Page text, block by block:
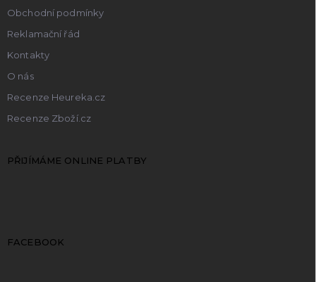
Obchodní podmínky
Reklamační řád
Kontakty
O nás
Recenze Heureka.cz
Recenze Zboží.cz
PŘIJÍMÁME ONLINE PLATBY
FACEBOOK